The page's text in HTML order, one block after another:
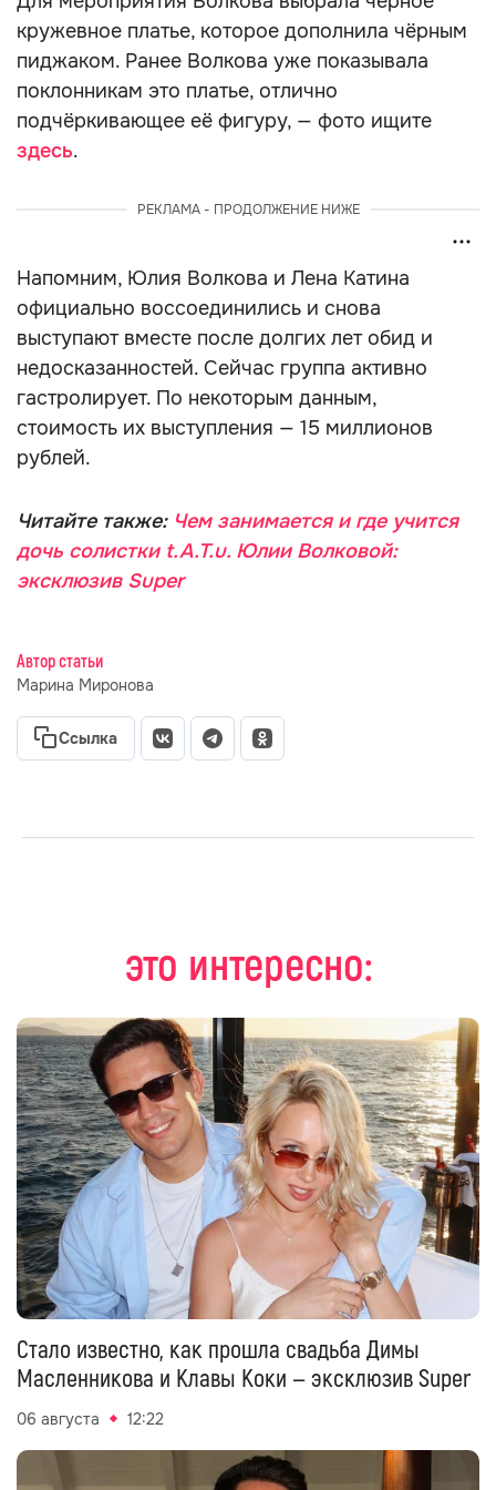
кружевное платье, которое дополнила чёрным
пиджаком. Ранее Волкова уже показывала
поклонникам это платье, отлично
подчёркивающее её фигуру, — фото ищите
здесь.
РЕКЛАМА - ПРОДОЛЖЕНИЕ НИЖЕ
Напомним, Юлия Волкова и Лена Катина
официально воссоединились и снова
выступают вместе после долгих лет обид и
недосказанностей. Сейчас группа активно
гастролирует. По некоторым данным,
стоимость их выступления — 15 миллионов
рублей.
Читайте также: Чем занимается и где учится
дочь солистки t.A.T.u. Юлии Волковой:
эксклюзив Super
Автор статьи
Марина Миронова
Ссылка
это интересно:
Стало известно, как прошла свадьба Димы
Масленникова и Клавы Коки — эксклюзив Super
06 августа 12:22